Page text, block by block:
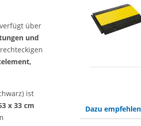
verfügt über
und
ist
x 33 cm
Dazu